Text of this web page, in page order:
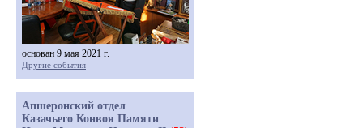
основан 9 мая 2021 г.
Другие события
Апшеронский отдел
Казачьего Конвоя Памяти